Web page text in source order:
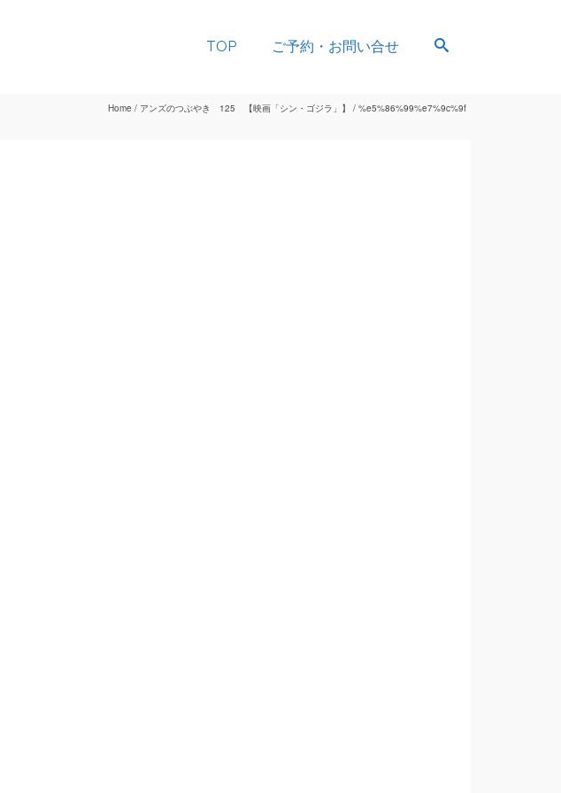
TOP ご予約・お問い合せ
Home / アンズのつぶやき 125 【映画「シン・ゴジラ」】 / %e5%86%99%e7%9c%9f